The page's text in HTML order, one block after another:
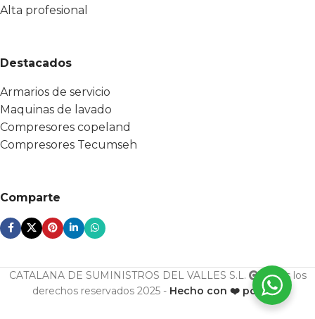
Alta profesional
Destacados
Armarios de servicio
Maquinas de lavado
Compresores copeland
Compresores Tecumseh
Comparte
CATALANA DE SUMINISTROS DEL VALLES S.L.
Todos los
derechos reservados 2025 - Hecho con ❤️ por ESF